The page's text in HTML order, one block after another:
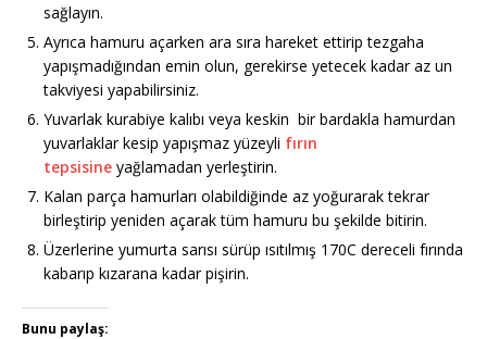
sağlayın.
Ayrıca hamuru açarken ara sıra hareket ettirip tezgaha
yapışmadığından emin olun, gerekirse yetecek kadar az un
takviyesi yapabilirsiniz.
Yuvarlak kurabiye kalıbı veya keskin bir bardakla hamurdan
yuvarlaklar kesip yapışmaz yüzeyli fırın
tepsisine yağlamadan yerleştirin.
Kalan parça hamurları olabildiğinde az yoğurarak tekrar
birleştirip yeniden açarak tüm hamuru bu şekilde bitirin.
Üzerlerine yumurta sarısı sürüp ısıtılmış 170C dereceli fırında
kabarıp kızarana kadar pişirin.
Bunu paylaş: